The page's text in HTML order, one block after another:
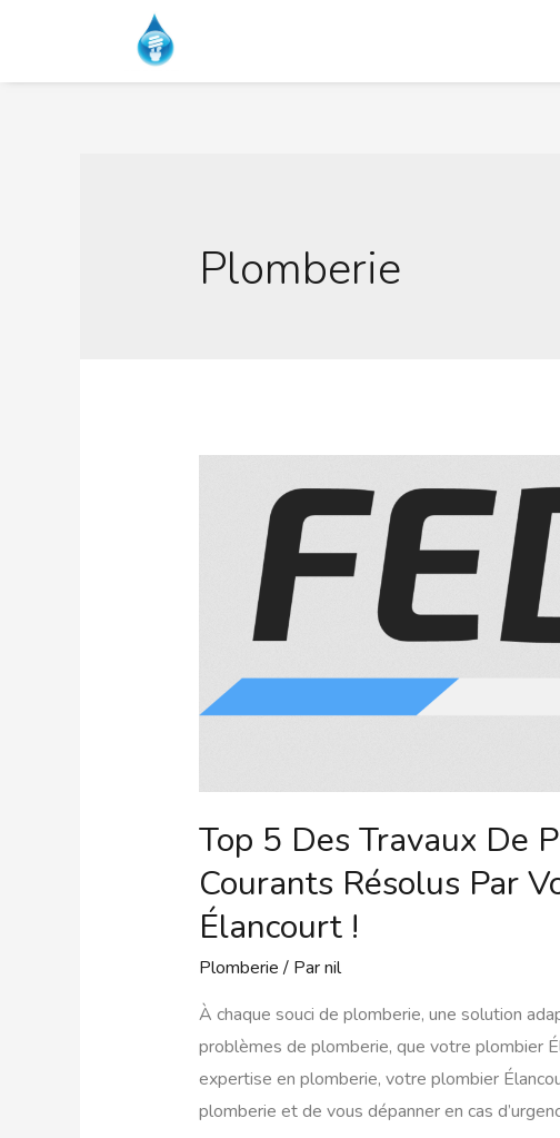
Plomberie
Top 5 Des Travaux De
Courants Résolus Par
Élancourt !
Plomberie/ Parnil
À chaque souci de plomberie, une solution
problèmes de plomberie, que votre plombier
expertise en plomberie, votre plombier
plomberie et de vous dépanner en cas